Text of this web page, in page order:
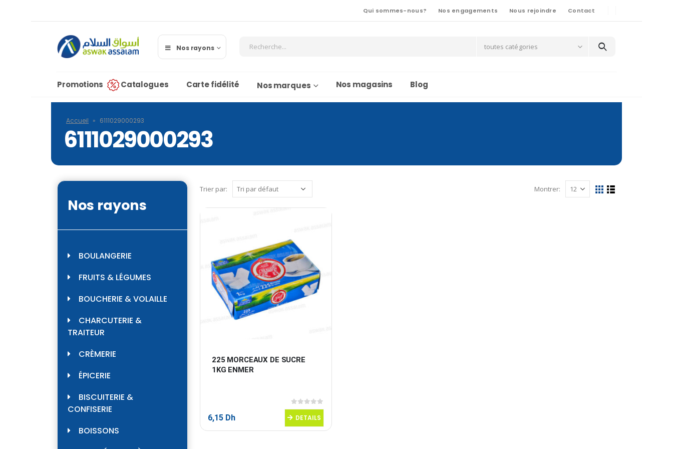
Qui sommes-nous? Nos engagements Nous rejoindre Contact
Nos rayons toutes catégories
Promotions Catalogues Carte fidélité Nos marques Nos magasins Blog
Accueil » 6111029000293
6111029000293
Trier par: Montrer:
225 MORCEAUX DE SUCRE
1KG ENMER
0sur 5
6,15 Dh DETAILS
Nos rayons
BOULANGERIE
FRUITS & LÉGUMES
BOUCHERIE & VOLAILLE
CHARCUTERIE &
TRAITEUR
CRÈMERIE
ÉPICERIE
BISCUITERIE &
CONFISERIE
BOISSONS